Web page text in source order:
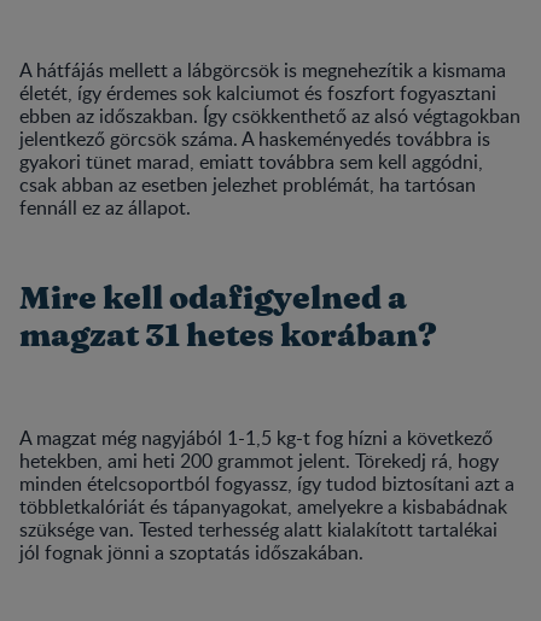
A hátfájás mellett a lábgörcsök is megnehezítik a kismama
életét, így érdemes sok kalciumot és foszfort fogyasztani
ebben az időszakban. Így csökkenthető az alsó végtagokban
jelentkező görcsök száma. A haskeményedés továbbra is
gyakori tünet marad, emiatt továbbra sem kell aggódni,
csak abban az esetben jelezhet problémát, ha tartósan
fennáll ez az állapot.
Mire kell odafigyelned a
magzat 31 hetes korában?
A magzat még nagyjából 1-1,5 kg-t fog hízni a következő
hetekben, ami heti 200 grammot jelent. Törekedj rá, hogy
minden ételcsoportból fogyassz, így tudod biztosítani azt a
többletkalóriát és tápanyagokat, amelyekre a kisbabádnak
szüksége van. Tested terhesség alatt kialakított tartalékai
jól fognak jönni a szoptatás időszakában.